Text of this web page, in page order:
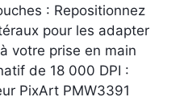
: Repositionnez
pour les adapter
votre prise en main
de 18 000 DPI :
PixArt PMW3391